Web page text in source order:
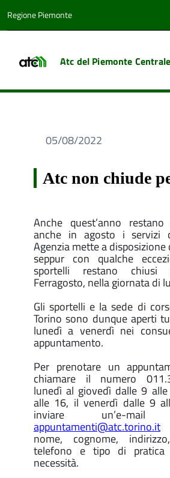
Regione Piemonte
Atc del Piemonte Centrale
05/08/2022
Atc non chiude
Anche quest’anno
anche in agosto i servizi
Agenzia mette a
seppur con qualche
sportelli restano chiusi
Ferragosto, nella giornata di
Gli sportelli e la sede di
Torino sono dunque aperti
lunedì a venerdì nei
appuntamento.
Per prenotare un
chiamare il numero
lunedì al giovedì dalle 9
alle 16, il venerdì dalle 9
inviare un’e-mail
appuntamenti@atc.torino.it
nome, cognome,
telefono e tipo di
necessità.